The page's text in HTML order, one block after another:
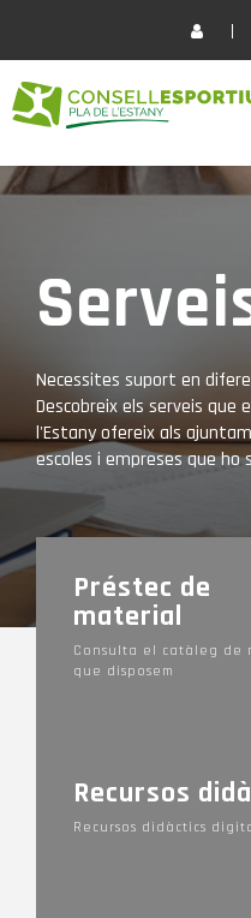
EL
Necessites suport en
Descobreix els serveis que
l'Estany ofereix als
escoles i empreses que ho
Préstec de
material
Consulta el catàleg de
que disposem
Recursos
Recursos didàctics